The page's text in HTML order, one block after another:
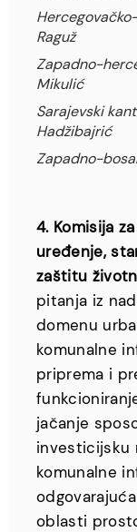
Raguž
Zapadno-
Mikulić
Sarajevski
Hadžibajrić
Zapadno-
4. Komisija
uređenje,
zaštitu
pitanja iz
domenu
komunalne
priprema i
jačanje
investicijsku
komunalne
oblasti